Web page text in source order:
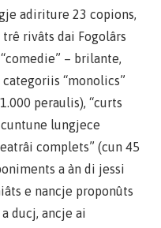
adiriture 23 copions,
rivâts dai Fogolârs
– brilante,
“monolics”
peraulis), “curts
lungjece
complets” (cun 45
a àn di jessi
e nancje proponûts
ducj, ancje ai